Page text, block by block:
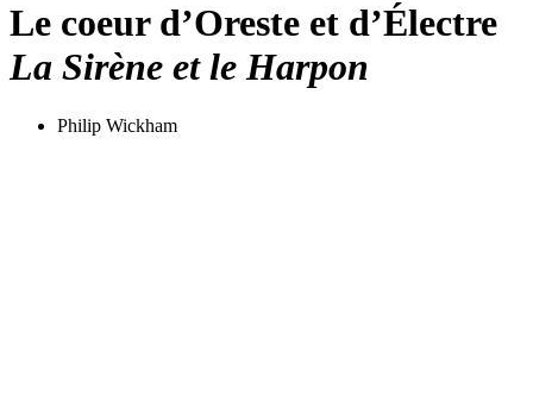
Le coeur d’Oreste et d’Électre
La Sirène et le Harpon
Philip Wickham